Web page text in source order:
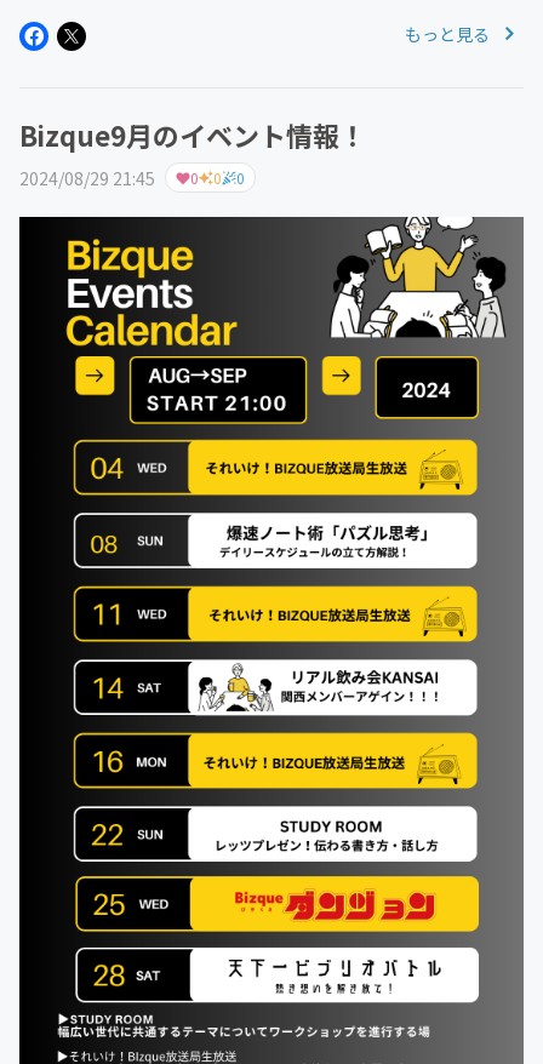
ますー！＊詳しくはこちらから！＊↓ ↓ ↓ ↓ ↓
もっと見る
Bizque9月のイベント情報！
2024/08/29 21:45 0 0 0